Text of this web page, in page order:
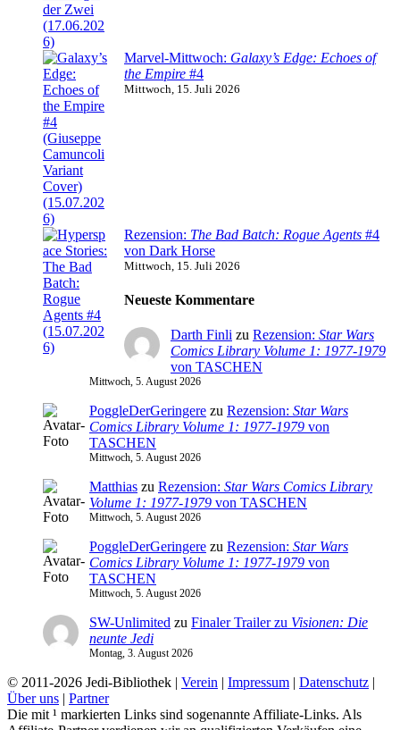
Marvel-Mittwoch: Galaxy’s Edge: Echoes of
the Empire #4
Mittwoch, 15. Juli 2026
Rezension: The Bad Batch: Rogue Agents #4
von Dark Horse
Mittwoch, 15. Juli 2026
Neueste Kommentare
Darth Finli zu Rezension: Star Wars
Comics Library Volume 1: 1977-1979
von TASCHEN
Mittwoch, 5. August 2026
PoggleDerGeringere zu Rezension: Star Wars
Comics Library Volume 1: 1977-1979 von
TASCHEN
Mittwoch, 5. August 2026
Matthias zu Rezension: Star Wars Comics Library
Volume 1: 1977-1979 von TASCHEN
Mittwoch, 5. August 2026
PoggleDerGeringere zu Rezension: Star Wars
Comics Library Volume 1: 1977-1979 von
TASCHEN
Mittwoch, 5. August 2026
SW-Unlimited zu Finaler Trailer zu Visionen: Die
neunte Jedi
Montag, 3. August 2026
© 2011-2026 Jedi-Bibliothek | Verein Impressum Datenschutz
Über uns
Partner
Die mit ¹ markierten Links sind sogenannte Affiliate-Links. Als